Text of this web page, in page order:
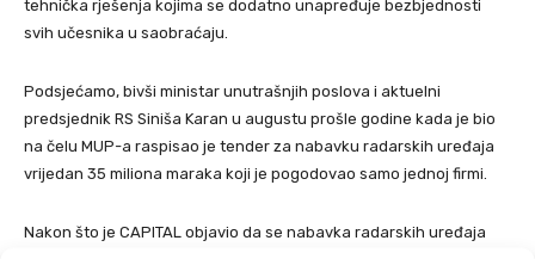
tehnička rješenja kojima se dodatno unapređuje bezbjednosti
svih učesnika u saobraćaju.
Podsjećamo, bivši ministar unutrašnjih poslova i aktuelni
predsjednik RS Siniša Karan u augustu prošle godine kada je bio
na čelu MUP-a raspisao je tender za nabavku radarskih uređaja
vrijedan 35 miliona maraka koji je pogodovao samo jednoj firmi.
Nakon što je CAPITAL objavio da se nabavka radarskih uređaja